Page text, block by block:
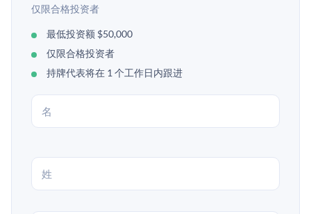
仅限合格投资者
最低投资额 $50,000
仅限合格投资者
持牌代表将在 1 个工作日内跟进